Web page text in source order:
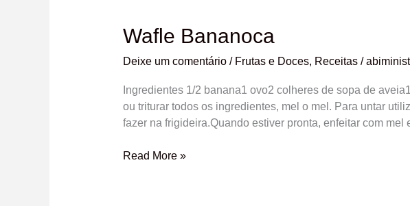
Wafle Bananoca
Deixe um comentário / Frutas e Doces, Receitas/
Ingredientes 1/2 banana1 ovo2 colheres de sopa de
ou triturar todos os ingredientes, mel o mel. Para untar
fazer na frigideira.Quando estiver pronta, enfeitar com mel
Read More »